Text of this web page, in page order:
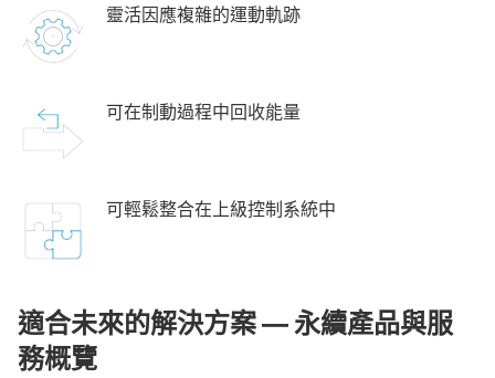
靈活因應複雜的運動軌跡
可在制動過程中回收能量
可輕鬆整合在上級控制系統中
適合未來的解決方案 — 永續產品與服
務概覽